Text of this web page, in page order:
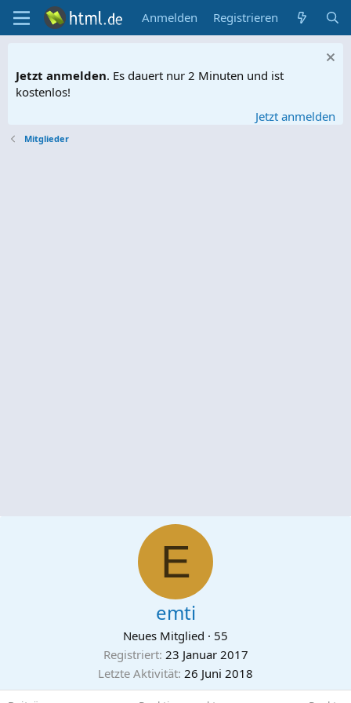
Anmelden Registrieren
Jetzt anmelden. Es dauert nur 2 Minuten und ist
kostenlos!
Jetzt anmelden
Mitglieder
E
emti
Neues Mitglied · 55
Registriert 23 Januar 2017
Letzte Aktivität 26 Juni 2018